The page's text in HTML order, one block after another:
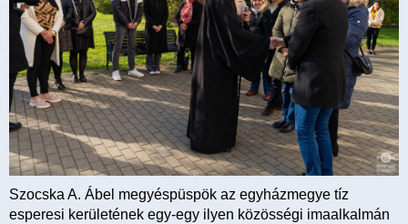
Szocska A. Ábel megyéspüspök az egyházmegye tíz
esperesi kerületének egy-egy ilyen közösségi imaalkalmán